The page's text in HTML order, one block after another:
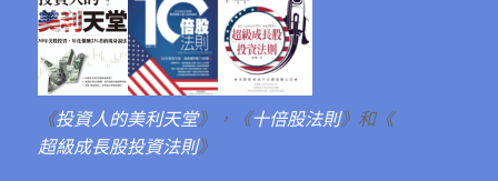
《投資人的美利天堂》，《十倍股法則》和《
超級成長股投資法則》